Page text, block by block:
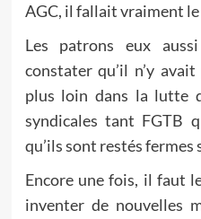
AGC, il fallait vraiment
Les patrons eux
constater qu’il n’y
plus loin dans la lutte
syndicales tant FGTB
qu’ils sont restés
Encore une fois, il faut
inventer de nouvelles